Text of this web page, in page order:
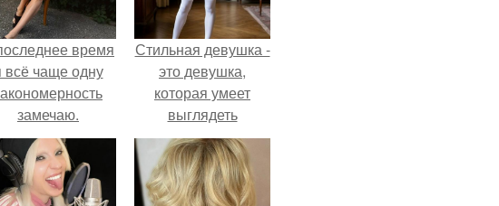
время
всё чаще одну
замечаю.
Стильная девушка -
это девушка,
которая умеет
выглядеть
привлекательно и
элегантно в любои
ситуации.